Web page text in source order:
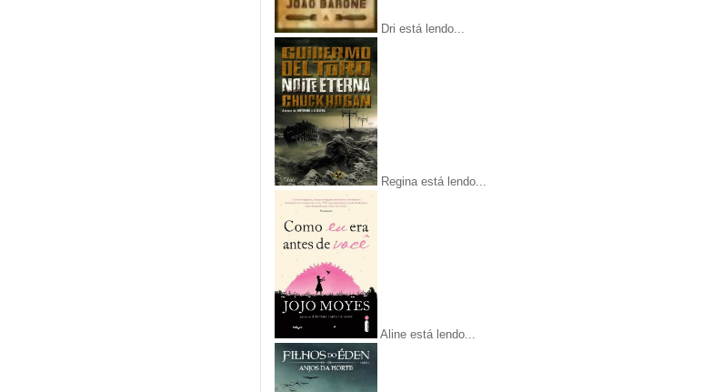
Dri está lendo...
Regina está lendo...
Aline está lendo...